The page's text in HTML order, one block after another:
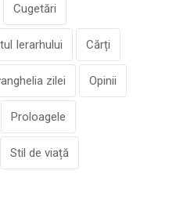
Cugetări
Ierarhului Cărți
zilei Opinii
Proloagele
Stil de viață